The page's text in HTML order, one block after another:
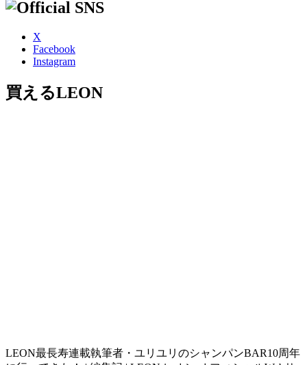
X
Facebook
Instagram
買えるLEON
LEON最長寿連載執筆者・ユリユリのシャンパンBAR10周年